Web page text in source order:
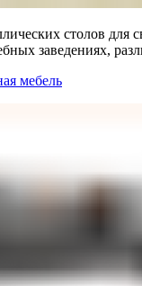
столов для
заведениях,
мебель